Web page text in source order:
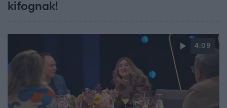
kifognak!
4:09